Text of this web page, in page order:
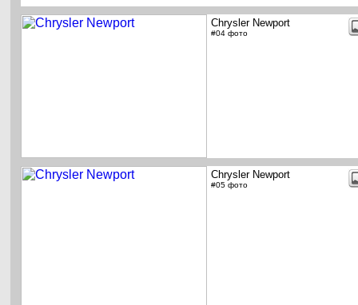
Chrysler Newport
#04 фото
Chrysler Newport
#05 фото